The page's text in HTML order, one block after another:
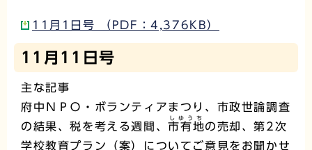
11月1日号 （PDF：4,376KB）
11月11日号
主な記事
府中ＮＰＯ・ボランティアまつり、市政世論調査
の結果、税を考える週間、市有地
しゆうち
の売却、第2次
学校教育プラン（案）についてご意見をお聞かせ